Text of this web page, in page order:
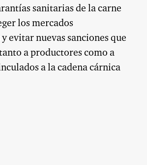
sanitarias de la carne
los mercados
evitar nuevas sanciones que
a productores como a
a la cadena cárnica